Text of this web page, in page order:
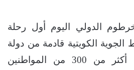
الدولي اليوم أول رحلة
الكويتية قادمة من دولة
الكويت، وعلى متنها أكثر من 300 من المواطنين